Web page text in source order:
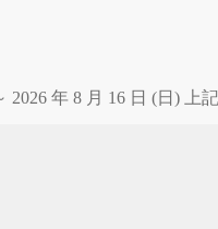
年 8 月 16 日 (日)